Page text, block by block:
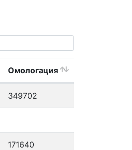
Омологация
349702
171640